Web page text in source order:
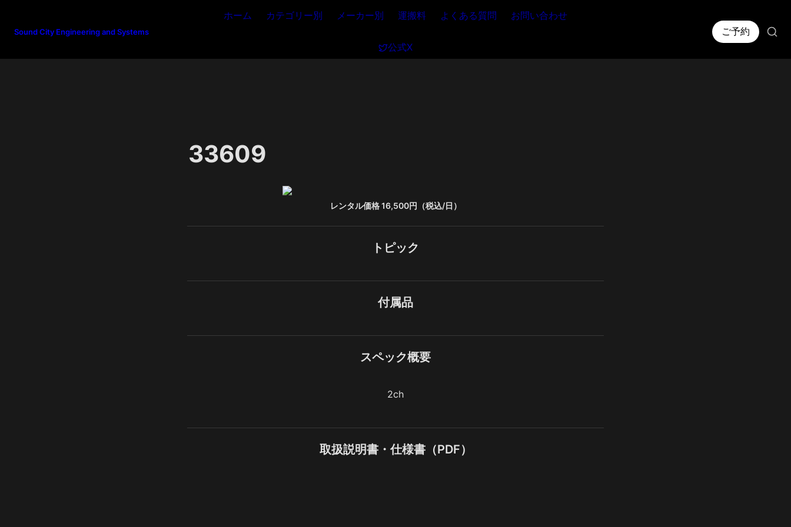
Sound City Engineering and Systems
ホーム カテゴリー別 メーカー別 運搬料 よくある質問 お問い合わせ
公式X
ご予約
33609
レンタル価格 16,500円（税込/日）
トピック
付属品
スペック概要
2ch
取扱説明書・仕様書（PDF）